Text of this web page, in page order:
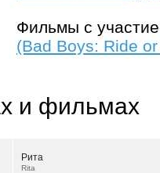
Фильмы с
(Bad Boys: Ride
и фильмах
Рита
Rita